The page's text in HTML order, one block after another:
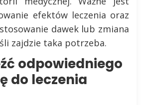
efektów leczenia oraz
dawek lub zmiana
zajdzie taka potrzeba.
odpowiedniego
do leczenia